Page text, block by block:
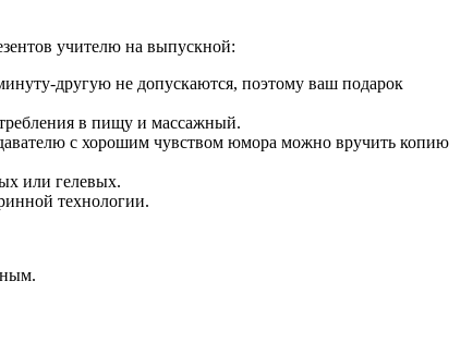
учителю на выпускной:
другую не допускаются, поэтому ваш подарок
в пищу и массажный.
с хорошим чувством юмора можно вручить копию
или гелевых.
технологии.